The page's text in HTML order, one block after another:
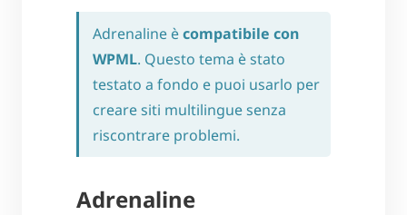
Adrenaline ècompatibile con
WPML. Questo tema è stato
testato a fondo e puoi usarlo per
creare siti multilingue senza
riscontrare problemi.
Adrenaline